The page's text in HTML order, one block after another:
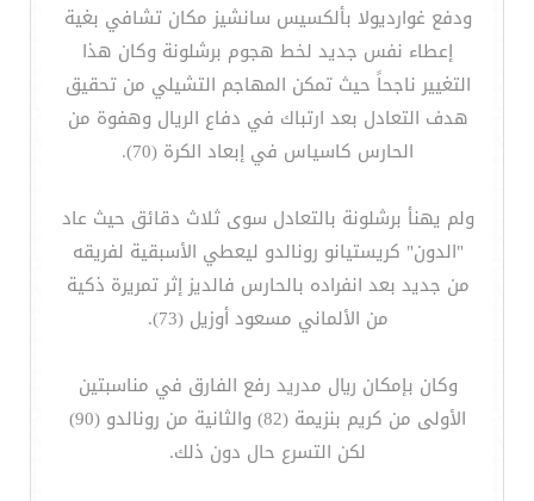
ودفع غوارديولا بألكسيس سانشيز مكان تشافي بغية
إعطاء نفس جديد لخط هجوم برشلونة وكان هذا
التغيير ناجحاً حيث تمكن المهاجم التشيلي من تحقيق
هدف التعادل بعد ارتباك في دفاع الريال وهفوة من
الحارس كاسياس في إبعاد الكرة (70).
ولم يهنأ برشلونة بالتعادل سوى ثلاث دقائق حيث عاد
"الدون" كريستيانو رونالدو ليعطي الأسبقية لفريقه
من جديد بعد انفراده بالحارس فالديز إثر تمريرة ذكية
من الألماني مسعود أوزيل (73).
وكان بإمكان ريال مدريد رفع الفارق في مناسبتين
الأولى من كريم بنزيمة (82) والثانية من رونالدو (90)
لكن التسرع حال دون ذلك.